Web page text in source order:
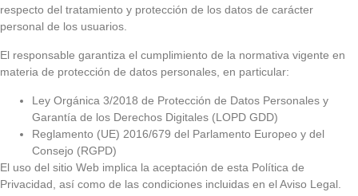
respecto del tratamiento y protección de los datos de carácter
personal de los usuarios.
El responsable garantiza el cumplimiento de la normativa vigente en
materia de protección de datos personales, en particular:
Ley Orgánica 3/2018 de Protección de Datos Personales y
Garantía de los Derechos Digitales (LOPD GDD)
Reglamento (UE) 2016/679 del Parlamento Europeo y del
Consejo (RGPD)
El uso del sitio Web implica la aceptación de esta Política de
Privacidad, así como de las condiciones incluidas en el Aviso Legal.